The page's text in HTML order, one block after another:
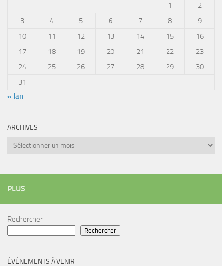
1
2
3
4 5 6 7 8
9
10
11 12 13 14 15
16
17
18 19 20 21 22
23
24
25 26 27 28 29
30
31
« Jan
ARCHIVES
Archives
PLUS
Rechercher
Rechercher
ÉVÉNEMENTS À VENIR